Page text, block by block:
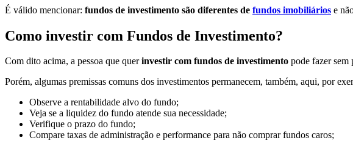
É válido mencionar: fundos de investimento são diferentes de fundos imobiliários e
Como investir com Fundos de Investimento?
Com dito acima, a pessoa que querinvestir com fundos de investimento pode fazer sem
Porém, algumas premissas comuns dos investimentos permanecem, também, aqui, por
Observe a rentabilidade alvo do fundo;
Veja se a liquidez do fundo atende sua necessidade;
Verifique o prazo do fundo;
Compare taxas de administração e performance para não comprar fundos caros;